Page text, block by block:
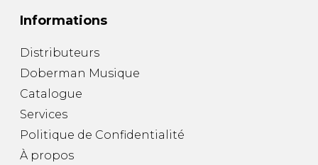
Informations
Distributeurs
Doberman Musique
Catalogue
Services
Politique de Confidentialité
À propos